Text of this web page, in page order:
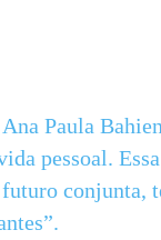
Paula
pessoal.
conjunta,